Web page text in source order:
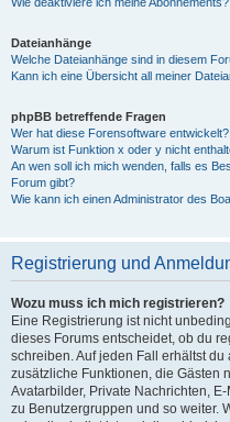
Dateianhänge
Welche Dateianhänge sind in diesem
Kann ich eine Übersicht all meiner
phpBB betreffende Fragen
Wer hat diese Forensoftware entwickelt?
Warum ist Funktion x oder y nicht
An wen soll ich mich wenden, falls es
Forum gibt?
Wie kann ich einen Administrator des
Registrierung und
Wozu muss ich mich registrieren?
Eine Registrierung ist nicht
dieses Forums entscheidet, ob du
schreiben. Auf jeden Fall erhältst
zusätzliche Funktionen, die Gästen
Avatarbilder, Private Nachrichten,
zu Benutzergruppen und so weiter.